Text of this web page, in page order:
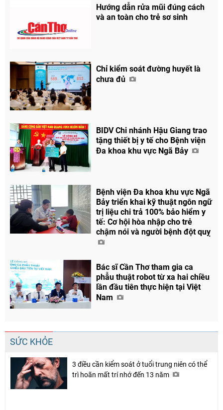
Hướng dẫn rửa mũi đúng cách
và an toàn cho trẻ sơ sinh
Chỉ kiểm soát đường huyết là
chưa đủ
BIDV Chi nhánh Hậu Giang trao
tặng thiết bị y tế cho Bệnh viện
Đa khoa khu vực Ngã Bảy
Bệnh viện Đa khoa khu vực Ngã
Bảy triển khai kỹ thuật ngôn ngữ
trị liệu chi trả 100% bảo hiểm y
tế: Cơ hội hòa nhập cho trẻ
chậm nói và người bệnh đột quỵ
Bác sĩ Cần Thơ tham gia ca
phẫu thuật robot từ xa hai chiều
lần đầu tiên thực hiện tại Việt
Nam
SỨC KHỎE
3 điều cần kiểm soát ở tuổi trung niên có thể
trì hoãn mất trí nhớ đến 13 năm